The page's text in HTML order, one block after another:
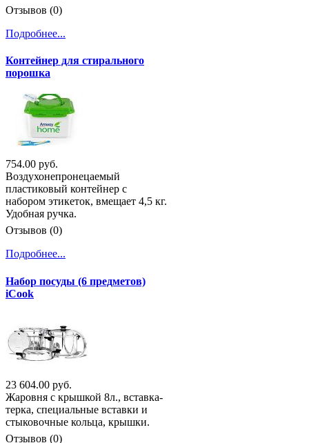
Отзывов (0)
Подробнее...
Контейнер для стирального
порошка
754.00 руб.
Воздухонепронецаемый
пластиковый контейнер с
набором этикеток, вмещает 4,5 кг.
Удобная ручка.
Отзывов (0)
Подробнее...
Набор посуды (6 предметов)
iCook
23 604.00 руб.
Жаровня с крышкой 8л., вставка-
терка, специальные вставки и
стыковочные кольца, крышки.
Отзывов (0)